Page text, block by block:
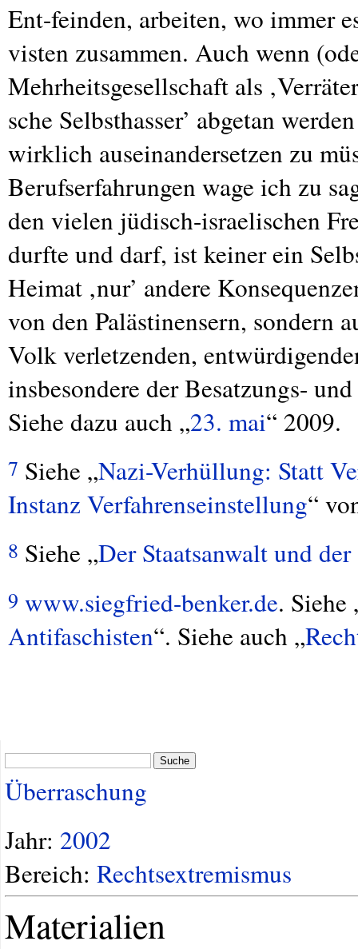
Ent-feinden, arbeiten, wo immer
visten zusammen. Auch wenn
Mehrheitsgesellschaft als
sche Selbsthasser’ abgetan
wirklich auseinandersetzen zu
Berufserfahrungen wage ich zu
den vielen jüdisch-israelischen
durfte und darf, ist keiner ein
Heimat ‚nur’ andere
von den Palästinensern, sondern
Volk verletzenden,
insbesondere der Besatzungs-
Siehe dazu auch „23. mai“ 2009.
7 Siehe „Nazi-Verhüllung: Statt
Instanz Verfahrenseinstellung“
8 Siehe „Der Staatsanwalt und der
9 www.siegfried-benker.de. Siehe
Antifaschisten“. Siehe auch „
Suche
Überraschung
Jahr: 2002
Bereich: Rechtsextremismus
Materialien